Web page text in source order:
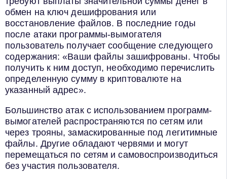
обмен на ключ дешифрования или
восстановление файлов. В последние годы
после атаки программы-вымогателя
пользователь получает сообщение следующего
содержания: «Ваши файлы зашифрованы. Чтобы
получить к ним доступ, необходимо перечислить
определенную сумму в криптовалюте на
указанный адрес».
Большинство атак с использованием программ-
вымогателей распространяются по сетям или
через трояны, замаскированные под легитимные
файлы. Другие обладают червями и могут
перемещаться по сетям и самовоспроизводиться
без участия пользователя.